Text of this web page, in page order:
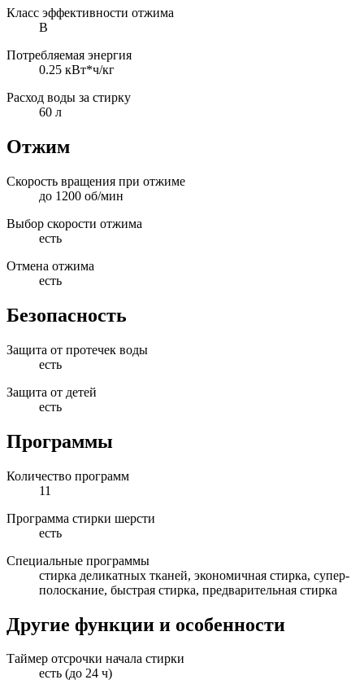
Класс эффективности отжима
B
Потребляемая энергия
0.25 кВт*ч/кг
Расход воды за стирку
60 л
Отжим
Скорость вращения при отжиме
до 1200 об/мин
Выбор скорости отжима
есть
Отмена отжима
есть
Безопасность
Защита от протечек воды
есть
Защита от детей
есть
Программы
Количество программ
11
Программа стирки шерсти
есть
Специальные программы
стирка деликатных тканей, экономичная стирка, супер-
полоскание, быстрая стирка, предварительная стирка
Другие функции и особенности
Таймер отсрочки начала стирки
есть (до 24 ч)